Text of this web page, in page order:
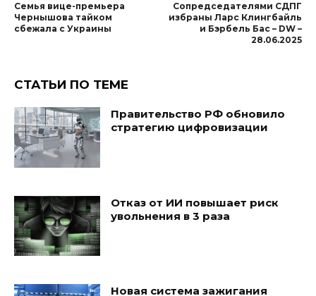
Семья вице-премьера
Чернышова тайком
сбежала с Украины
Сопредседателями СДПГ
избраны Ларс Клингбайль
и Бэрбель Бас – DW –
28.06.2025
СТАТЬИ ПО ТЕМЕ
Правительство РФ обновило
стратегию цифровизации
Отказ от ИИ повышает риск
увольнения в 3 раза
Новая система зажигания